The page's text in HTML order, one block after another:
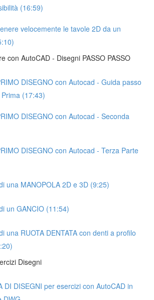
(16:59)
velocemente le tavole 2D da un
con AutoCAD - Disegni PASSO PASSO
DISEGNO con Autocad - Guida passo
(17:43)
DISEGNO con Autocad - Seconda
DISEGNO con Autocad - Terza Parte
una MANOPOLA 2D e 3D (9:25)
un GANCIO (11:54)
una RUOTA DENTATA con denti a profilo
Disegni
DI DISEGNI per esercizi con AutoCAD in